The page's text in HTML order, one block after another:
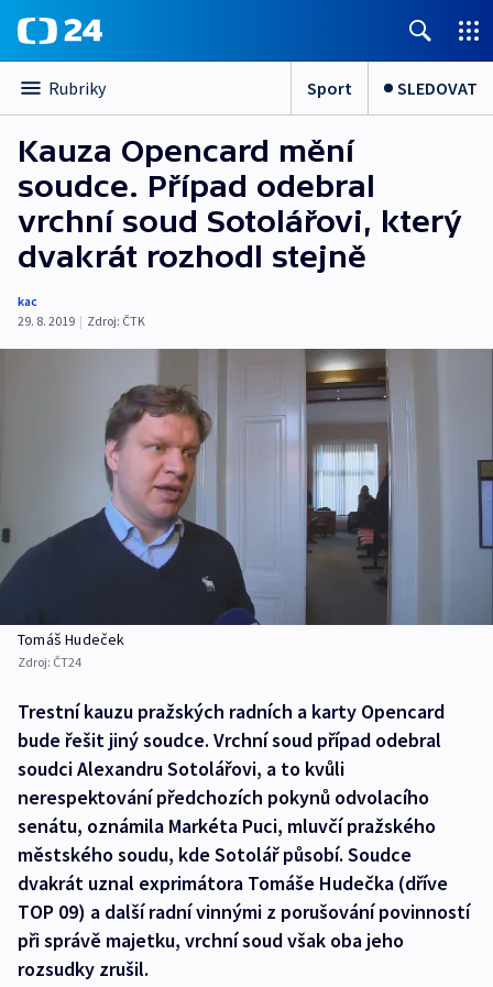
Rubriky Sport SLEDOVAT
Kauza Opencard mění
soudce. Případ odebral
vrchní soud Sotolářovi, který
dvakrát rozhodl stejně
kac
29. 8. 2019 | Zdroj: ČTK
Tomáš Hudeček
Zdroj: ČT24
Trestní kauzu pražských radních a karty Opencard
bude řešit jiný soudce. Vrchní soud případ odebral
soudci Alexandru Sotolářovi, a to kvůli
nerespektování předchozích pokynů odvolacího
senátu, oznámila Markéta Puci, mluvčí pražského
městského soudu, kde Sotolář působí. Soudce
dvakrát uznal exprimátora Tomáše Hudečka (dříve
TOP 09) a další radní vinnými z porušování povinností
při správě majetku, vrchní soud však oba jeho
rozsudky zrušil.